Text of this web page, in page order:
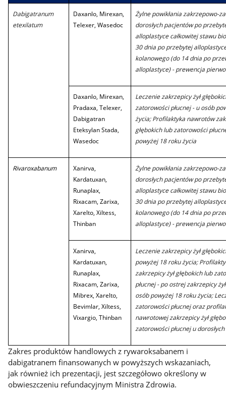
Dabigatranum
etexilatum
Daxanlo, Mirexan,
Telexer, Wasedoc
Żylne powikłania zakrzepowo-
dorosłych pacjentów po
alloplastyce całkowitej stawu
30 dnia po przebytej
kolanowego (do 14 dnia po
alloplastyce) - prewencja
Daxanlo, Mirexan,
Pradaxa, Telexer,
Dabigatran
Eteksylan Stada,
Wasedoc
Leczenie zakrzepicy żył
zatorowości płucnej - u osób
życia; Profilaktyka nawrotów
głębokich lub zatorowości
powyżej 18 roku życia
Rivaroxabanum
Xanirva,
Kardatuxan,
Runaplax,
Rixacam, Zarixa,
Xarelto, Xiltess,
Thinban
Żylne powikłania zakrzepowo-
dorosłych pacjentów po
alloplastyce całkowitej stawu
30 dnia po przebytej
kolanowego (do 14 dnia po
alloplastyce) - prewencja
Xanirva,
Kardatuxan,
Runaplax,
Rixacam, Zarixa,
Mibrex, Xarelto,
Bevimlar, Xiltess,
Vixargio, Thinban
Leczenie zakrzepicy żył
powyżej 18 roku życia;
zakrzepicy żył głębokich lub
płucnej - po ostrej zakrzepicy
osób powyżej 18 roku życia;
zatorowości płucnej oraz
nawrotowej zakrzepicy żył
zatorowości płucnej u dorosłych
Zakres produktów handlowych z rywaroksabanem i
dabigatranem finansowanych w powyższych wskazaniach,
jak również ich prezentacji, jest szczegółowo określony w
obwieszczeniu refundacyjnym Ministra Zdrowia.